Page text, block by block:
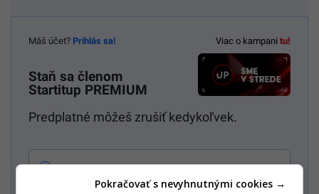
Viac o kampani tu!
Máš účet? Prihlás sa!
Staň sa členom
Startitup PREMIUM
Predplatné môžeš zrušiť kedykoľvek.
LOVESTREAM Mesačné predplatné Startitup
PREMIUM 3,99€ 5,99€
Pokračovať s nevyhnutnými cookies →